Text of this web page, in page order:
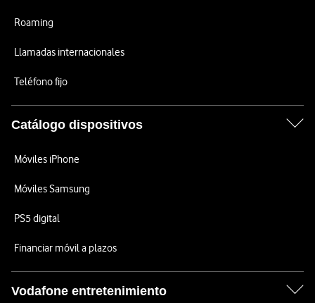
Roaming
Llamadas internacionales
Teléfono fijo
Catálogo dispositivos
Móviles iPhone
Móviles Samsung
PS5 digital
Financiar móvil a plazos
Vodafone entretenimiento